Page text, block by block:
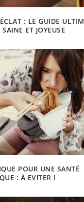
: LE GUIDE
ET JOYEUSE
POUR UNE SANTÉ
: À EVITER !